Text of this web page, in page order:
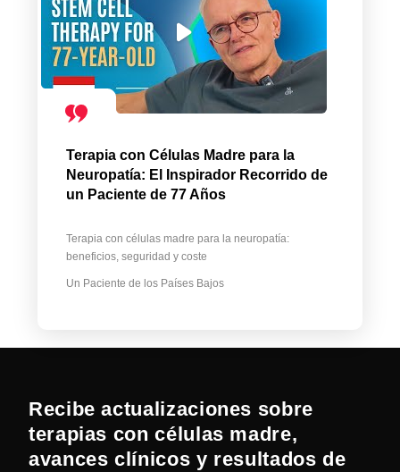
Terapia con Células Madre para la
Neuropatía: El Inspirador Recorrido de
un Paciente de 77 Años
Terapia con células madre para la neuropatía:
beneficios, seguridad y coste
Un Paciente de los Países Bajos
Recibe actualizaciones sobre
terapias con células madre,
avances clínicos y resultados de